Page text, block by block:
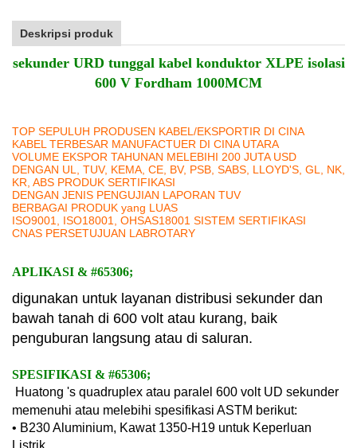
Deskripsi produk
sekunder URD tunggal kabel konduktor XLPE isolasi
600 V Fordham 1000MCM
TOP SEPULUH PRODUSEN KABEL/EKSPORTIR DI CINA
KABEL TERBESAR MANUFACTUER DI CINA UTARA
VOLUME EKSPOR TAHUNAN MELEBIHI 200 JUTA USD
DENGAN UL, TUV, KEMA, CE, BV, PSB, SABS, LLOYD'S, GL, NK,
KR, ABS PRODUK SERTIFIKASI
DENGAN JENIS PENGUJIAN LAPORAN TUV
BERBAGAI PRODUK yang LUAS
ISO9001, ISO18001, OHSAS18001 SISTEM SERTIFIKASI
CNAS PERSETUJUAN LABROTARY
APLIKASI & #65306;
digunakan untuk layanan distribusi sekunder dan
bawah tanah di 600 volt atau kurang, baik
penguburan langsung atau di saluran.
SPESIFIKASI & #65306;
Huatong 's quadruplex atau paralel 600 volt UD sekunder
memenuhi atau melebihi spesifikasi ASTM berikut:
• B230 Aluminium, Kawat 1350-H19 untuk Keperluan
Listrik